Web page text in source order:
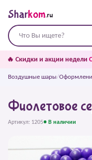
Sharkom.ru
🔥 Скидки и акции недели
Воздушные шары/
Фиолетовое
Артикул: 1205● В наличии